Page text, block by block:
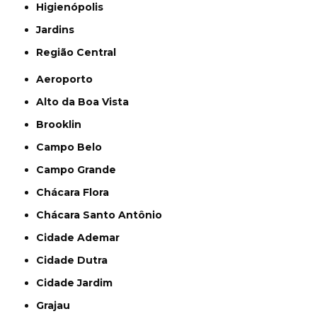
Higienópolis
Jardins
Região Central
Aeroporto
Alto da Boa Vista
Brooklin
Campo Belo
Campo Grande
Chácara Flora
Chácara Santo Antônio
Cidade Ademar
Cidade Dutra
Cidade Jardim
Grajau